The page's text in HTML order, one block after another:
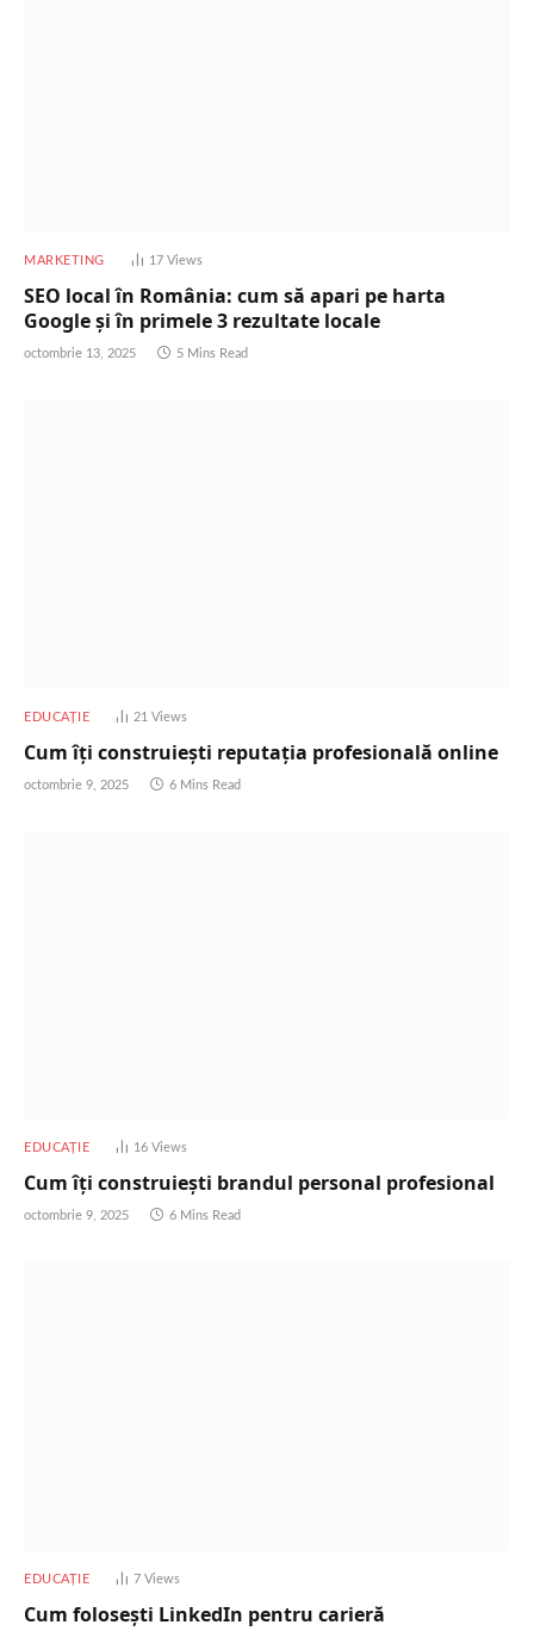
MARKETING 17 Views
SEO local în România: cum să apari pe harta
Google și în primele 3 rezultate locale
octombrie 13, 2025 5 Mins Read
EDUCAȚIE 21Views
Cum îți construiești reputația profesională online
octombrie 9, 2025 6 Mins Read
EDUCAȚIE 16Views
Cum îți construiești brandul personal profesional
octombrie 9, 2025 6 Mins Read
EDUCAȚIE 7Views
Cum folosești LinkedIn pentru carieră